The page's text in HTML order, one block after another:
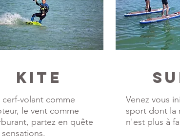
KITE
cerf-volant comme
le vent comme
partez en quête
Venez vous
sport dont la
n'est plus à